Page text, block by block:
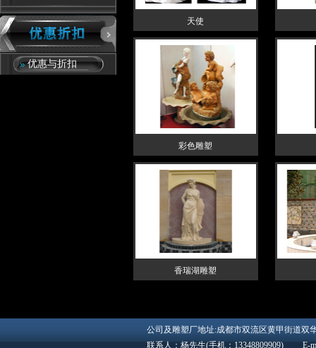
优惠与折扣
天使
彩色雕塑
香瑞湖雕塑
公司及雕塑厂地址:成都市双流区黄甲街道双
联系人：杨先生(手机：13348809909) E-mil